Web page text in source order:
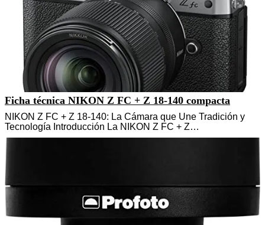
Ficha técnica NIKON Z FC + Z 18-140 compacta
NIKON Z FC + Z 18-140: La Cámara que Une Tradición y
Tecnología Introducción La NIKON Z FC + Z…